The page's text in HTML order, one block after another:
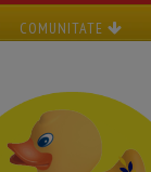
COMUNITATE